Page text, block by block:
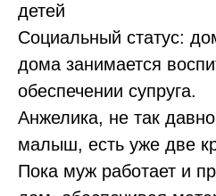
детей
Социальный статус:
дома занимается
обеспечении супруга.
Анжелика, не так
малыш, есть уже две
Пока муж работает и